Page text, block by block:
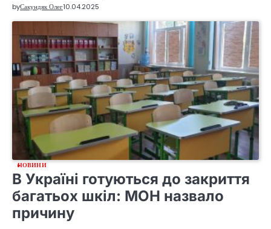
byСакундяк Олег10.04.2025
НОВИНИ
В Україні готуються до закриття
багатьох шкіл: МОН назвало
причину